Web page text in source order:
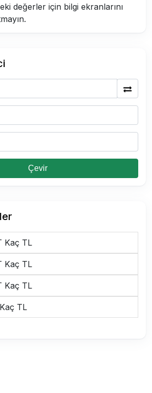
değerler için bilgi ekranlarını
Çevir
Kaç TL
Kaç TL
Kaç TL
TL